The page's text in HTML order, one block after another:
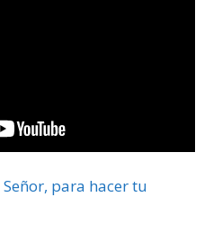
para hacer tu